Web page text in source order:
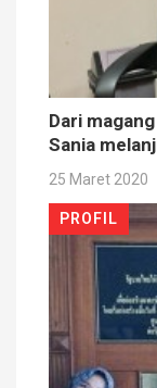
Dari
Sania
25 Maret 2020
PROFIL